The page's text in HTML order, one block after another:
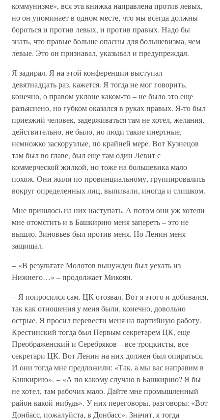
коммунизме», вся эта книжка направлена против левых,
но он упоминает в одном месте, что мы всегда должны
бороться и против левых, и против правых. Надо бы
знать, что правые больше опасны для большевизма, чем
левые. Это он признавал, указывал и предупреждал.
Я задирал. Я на этой конференции выступал
девятнадцать раз, кажется. Я тогда не мог говорить,
конечно, о правом уклоне каком-то – не было это еще
разъяснено, но губком оказался в руках правых. Я-то был
приезжий человек, задерживаться там не хотел, желания,
действительно, не было, но люди такие инертные,
немножко заскорузлые, по крайней мере. Вот Кузнецов
там был во главе, был еще там один Левит с
коммерческой жилкой, но тоже на большевика мало
похож. Они жили по-провинциальному, группировались
вокруг определенных лиц, выпивали, иногда и слишком.
Мне пришлось на них наступать. А потом они уж хотели
мне отомстить и в Башкирию меня запереть – это не
вышло. Зиновьев был против меня. Но Ленин меня
защищал.
– «В результате Молотов вынужден был уехать из
Нижнего…» – продолжает Микоян.
– Я попросился сам. ЦК отозвал. Вот я этого и добивался,
так как отношения у меня были, конечно, довольно
острые. Я просил перевести меня на партийную работу.
Крестинский тогда был Первым секретарем ЦК, еще
Преображенский и Серебряков – все троцкисты, все
секретари ЦК. Вот Ленин на них должен был опираться.
И они тогда мне предложили: «Так, а мы вас направим в
Башкирию». – «А по какому случаю в Башкирию? Я бы
не хотел, там рабочих мало. Дайте мне промышленный
район какой-нибудь». У них переговоры, разговоры: «Вот
Донбасс, пожалуйста, в Донбасс». Значит, я тогда